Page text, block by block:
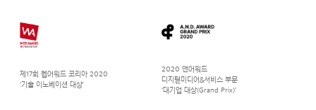
제17회 웹어워드 코리아 2020
‘기술 이노베이션 대상’
2020 앤어워드
디지털미디어&서비스 부문
‘대기업 대상(Grand Prix)’